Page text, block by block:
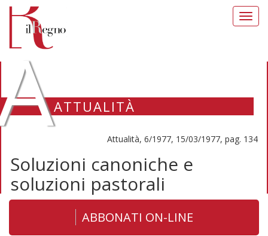
ATTUALITÀ
Attualità, 6/1977, 15/03/1977, pag. 134
Soluzioni canoniche e
soluzioni pastorali
ABBONATI ON-LINE